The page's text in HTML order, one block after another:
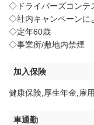
◇ドライバーズコンテ
◇社内キャンペーンに
◇定年60歳
◇事業所/敷地内禁煙
加入保険
健康保険,厚生年金,雇
車通勤